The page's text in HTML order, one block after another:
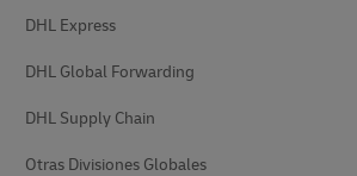
DHL Express
DHL Global Forwarding
DHL Supply Chain
Otras Divisiones Globales